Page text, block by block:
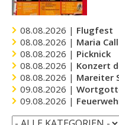
08.08.2026 | Flugfest
08.08.2026 | Maria
08.08.2026 | Picknick
08.08.2026 | Konzert
08.08.2026 | Mareiter
09.08.2026 |
09.08.2026 |